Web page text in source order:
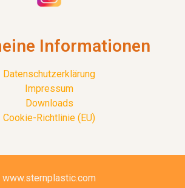
Informationen
Datenschutzerklärung
Impressum
Downloads
Cookie-Richtlinie (EU)
www.sternplastic.com